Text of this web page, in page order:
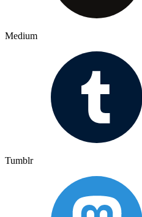
Medium
Tumblr